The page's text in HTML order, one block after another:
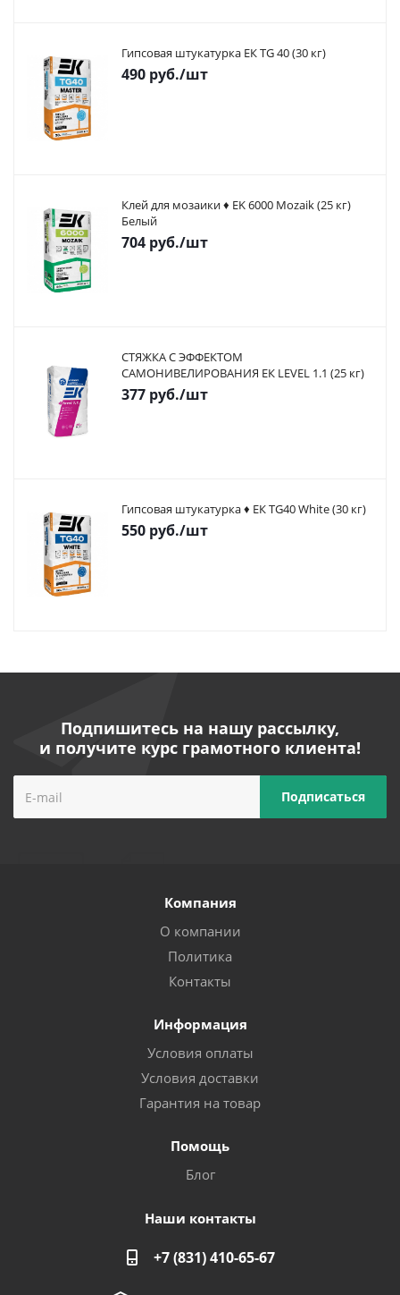
Гипсовая штукатурка ЕК TG 40 (30 кг)
490 руб./шт
Клей для мозаики ♦ EK 6000 Mozaik (25 кг)
Белый
704 руб./шт
СТЯЖКА С ЭФФЕКТОМ
САМОНИВЕЛИРОВАНИЯ ЕК LEVEL 1.1 (25 кг)
377 руб./шт
Гипсовая штукатурка ♦ ЕК TG40 White (30 кг)
550 руб./шт
Подпишитесь на нашу рассылку,
и получите курс грамотного клиента!
Компания
О компании
Политика
Контакты
Информация
Условия оплаты
Условия доставки
Гарантия на товар
Помощь
Блог
Наши контакты
+7 (831) 410-65-67